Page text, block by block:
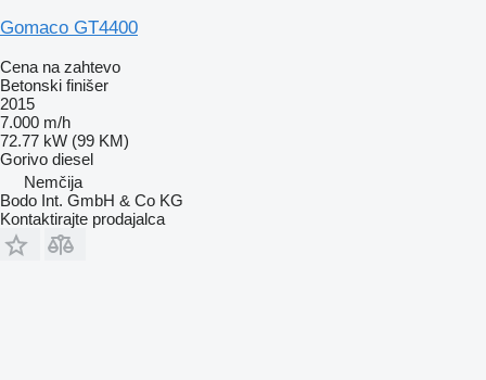
Gomaco GT4400
Cena na zahtevo
Betonski finišer
2015
7.000 m/h
72.77 kW (99 KM)
Gorivo diesel
Nemčija
Bodo Int. GmbH & Co KG
Kontaktirajte prodajalca